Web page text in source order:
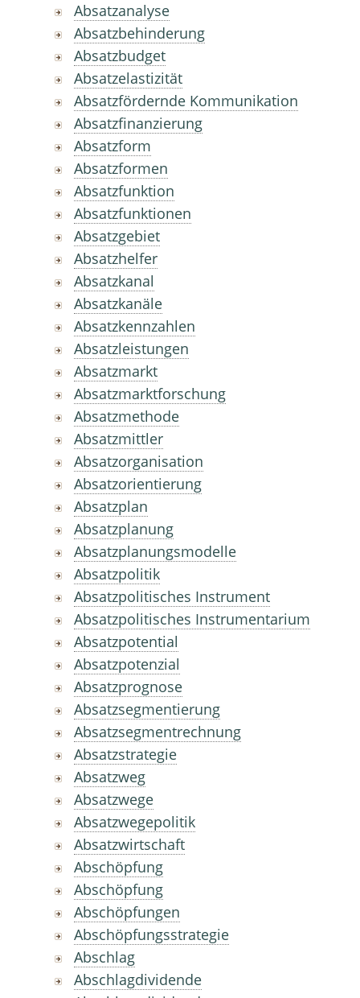
Absatzanalyse
Absatzbehinderung
Absatzbudget
Absatzelastizität
Absatzfördernde Kommunikation
Absatzfinanzierung
Absatzform
Absatzformen
Absatzfunktion
Absatzfunktionen
Absatzgebiet
Absatzhelfer
Absatzkanal
Absatzkanäle
Absatzkennzahlen
Absatzleistungen
Absatzmarkt
Absatzmarktforschung
Absatzmethode
Absatzmittler
Absatzorganisation
Absatzorientierung
Absatzplan
Absatzplanung
Absatzplanungsmodelle
Absatzpolitik
Absatzpolitisches Instrument
Absatzpolitisches Instrumentarium
Absatzpotential
Absatzpotenzial
Absatzprognose
Absatzsegmentierung
Absatzsegmentrechnung
Absatzstrategie
Absatzweg
Absatzwege
Absatzwegepolitik
Absatzwirtschaft
Abschöpfung
Abschöpfung
Abschöpfungen
Abschöpfungsstrategie
Abschlag
Abschlagdividende